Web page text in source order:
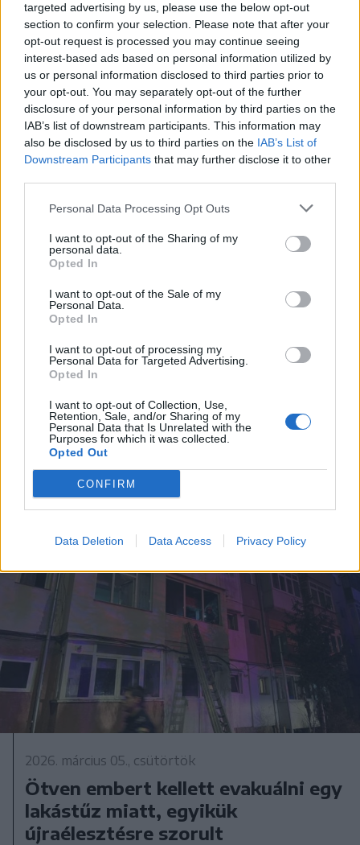
targeted advertising by us, please use the below opt-out
section to confirm your selection. Please note that after your
opt-out request is processed you may continue seeing
interest-based ads based on personal information utilized by
us or personal information disclosed to third parties prior to
your opt-out. You may separately opt-out of the further
disclosure of your personal information by third parties on the
IAB’s list of downstream participants. This information may
also be disclosed by us to third parties on the IAB’s List of
Downstream Participants that may further disclose it to other
Personal Data Processing Opt Outs
I want to opt-out of the Sharing of my
personal data.
Opted In
I want to opt-out of the Sale of my
Personal Data.
Opted In
I want to opt-out of processing my
Personal Data for Targeted Advertising.
Opted In
I want to opt-out of Collection, Use,
Retention, Sale, and/or Sharing of my
Personal Data that Is Unrelated with the
Purposes for which it was collected.
Opted Out
CONFIRM
Data Deletion Data Access Privacy Policy
2026. március 06., péntek
Lakóház égett le Kerelőszentpálon
2026. március 05., csütörtök
négyes Golf, így még két autó
tűzbe borult – videó
2026. március 05., csütörtök
Ötven embert kellett evakuálni egy
lakástűz miatt, egyikük
újraélesztésre szorult